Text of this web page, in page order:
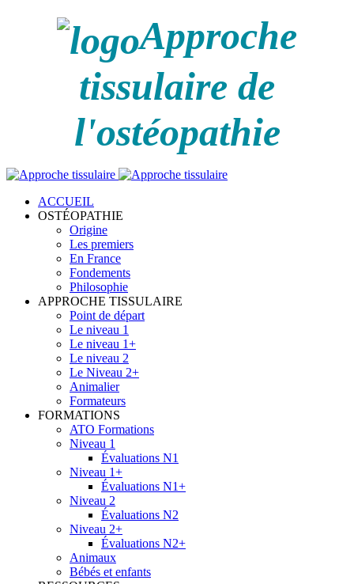
Approche
tissulaire de
l'ostéopathie
ACCUEIL
OSTÉOPATHIE
Origine
Les premiers
En France
Fondements
Philosophie
APPROCHE TISSULAIRE
Point de départ
Le niveau 1
Le niveau 1+
Le niveau 2
Le Niveau 2+
Animalier
Formateurs
FORMATIONS
ATO Formations
Niveau 1
Évaluations N1
Niveau 1+
Évaluations N1+
Niveau 2
Évaluations N2
Niveau 2+
Évaluations N2+
Animaux
Bébés et enfants